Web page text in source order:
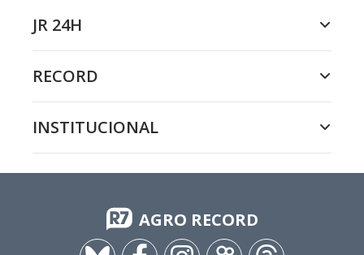
JR 24H
RECORD
INSTITUCIONAL
AGRO RECORD